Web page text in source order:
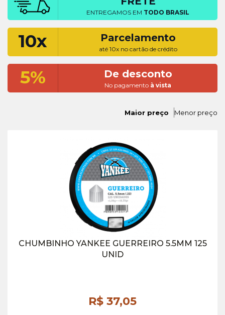
ENTREGAMOS EM TODO BRASIL
10x Parcelamento
até 10x no cartão de crédito
5% De desconto
No pagamento à vista
Maior preço Menor preço
CHUMBINHO YANKEE GUERREIRO 5.5MM 125
UNID
R$ 37,05